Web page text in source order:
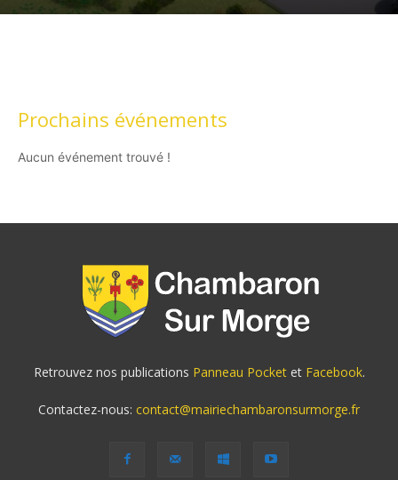
Prochains événements
Aucun événement trouvé !
Retrouvez nos publications Panneau Pocketet Facebook.
Contactez-nous: contact@mairiechambaronsurmorge.fr